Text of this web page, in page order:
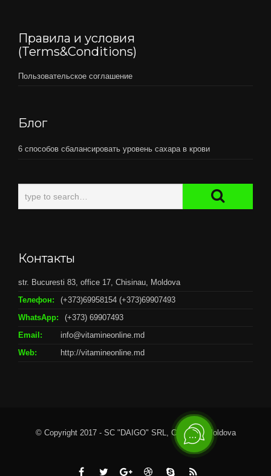
Правила и условия
(Terms&Conditions)
Пользовательское соглашение
Блог
6 способов сбалансировать уровень сахара в крови
Контакты
str. Bucuresti 83, office 17, Chisinau, Moldova
Телефон:
(+373)69958154 (+373)69907493
WhatsApp:
(+373) 69907493
Email:
info@vitamineonline.md
Web:
http://vitamineonline.md
© Copyright 2017 - SC "DAIGO" SRL, Chisianu, Moldova